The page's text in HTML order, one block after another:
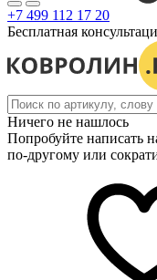
+7 499 112 17 20
Бесплатная
Ничего не нашлось
Попробуйте написать
по-другому или